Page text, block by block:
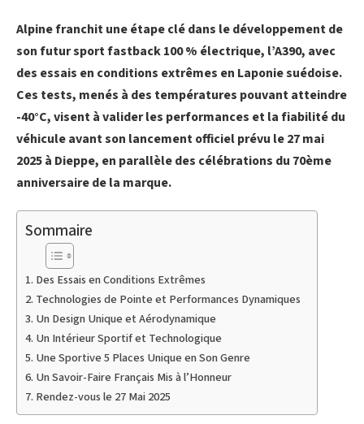
Alpine franchit une étape clé dans le développement de
son futur sport fastback 100 % électrique, l’A390, avec
des essais en conditions extrêmes en Laponie suédoise.
Ces tests, menés à des températures pouvant atteindre
-40°C, visent à valider les performances et la fiabilité du
véhicule avant son lancement officiel prévu le 27 mai
2025 à Dieppe, en parallèle des célébrations du 70ème
anniversaire de la marque.
Sommaire
Des Essais en Conditions Extrêmes
Technologies de Pointe et Performances Dynamiques
Un Design Unique et Aérodynamique
Un Intérieur Sportif et Technologique
Une Sportive 5 Places Unique en Son Genre
Un Savoir-Faire Français Mis à l’Honneur
Rendez-vous le 27 Mai 2025